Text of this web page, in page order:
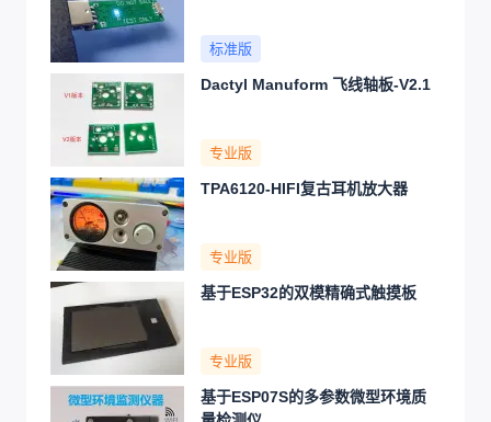
标准版
Dactyl Manuform 飞线轴板-V2.1
专业版
TPA6120-HIFI复古耳机放大器
专业版
基于ESP32的双模精确式触摸板
专业版
基于ESP07S的多参数微型环境质